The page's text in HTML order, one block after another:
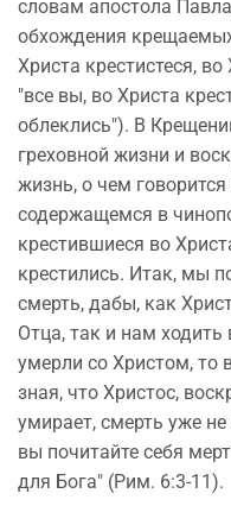
словам апостола
обхождения
Христа крестистеся,
"все вы, во Христа
облеклись"). В
греховной жизни и
жизнь, о чем
содержащемся в
крестившиеся во
крестились. Итак, мы
смерть, дабы, как
Отца, так и нам
умерли со Христом, то
зная, что Христос,
умирает, смерть уже
вы почитайте себя
для Бога" (Рим. 6:3-11).